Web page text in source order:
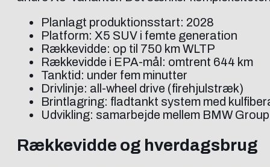
Planlagt produktionsstart: 2028
Platform: X5 SUV i femte generation
Rækkevidde: op til 750 km WLTP
Rækkevidde i EPA-mål: omtrent 644 km
Tanktid: under fem minutter
Drivlinje: all-wheel drive (firehjulstræk)
Brintlagring: fladtankt system med
Udvikling: samarbejde mellem BMW
Rækkevidde og hverdagsbrug